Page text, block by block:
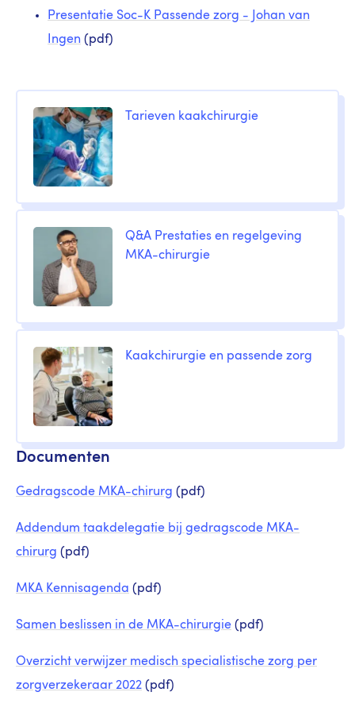
Presentatie Soc-K Passende zorg - Johan van
Ingen (pdf)
Tarieven kaakchirurgie
Q&A Prestaties en regelgeving
MKA-chirurgie
Kaakchirurgie en passende zorg
Documenten
Gedragscode MKA-chirurg (pdf)
Addendum taakdelegatie bij gedragscode MKA-
chirurg (pdf)
MKA Kennisagenda (pdf)
Samen beslissen in de MKA-chirurgie (pdf)
Overzicht verwijzer medisch specialistische zorg per
zorgverzekeraar 2022 (pdf)